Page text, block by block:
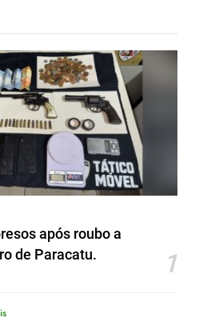
após roubo a
de Paracatu.
1